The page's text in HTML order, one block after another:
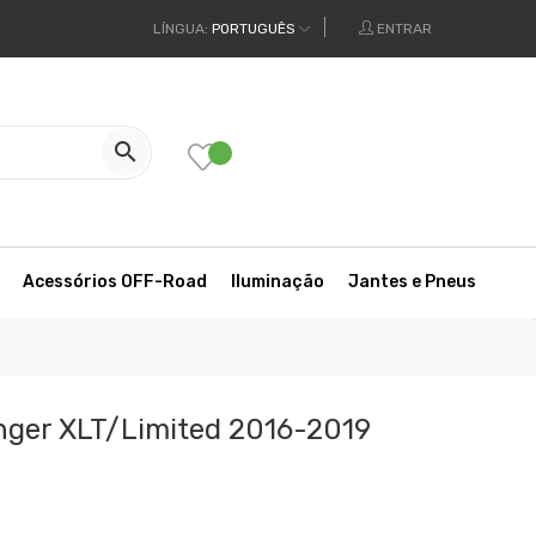
LÍNGUA: PORTUGUÊS ENTRAR

Acessórios OFF-Road Iluminação Jantes e Pneus
XLT/Limited 2016-2019